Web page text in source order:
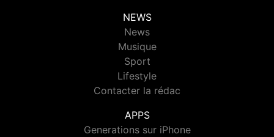
NEWS
News
Musique
Sport
Lifestyle
Contacter la rédac
APPS
Generations sur iPhone